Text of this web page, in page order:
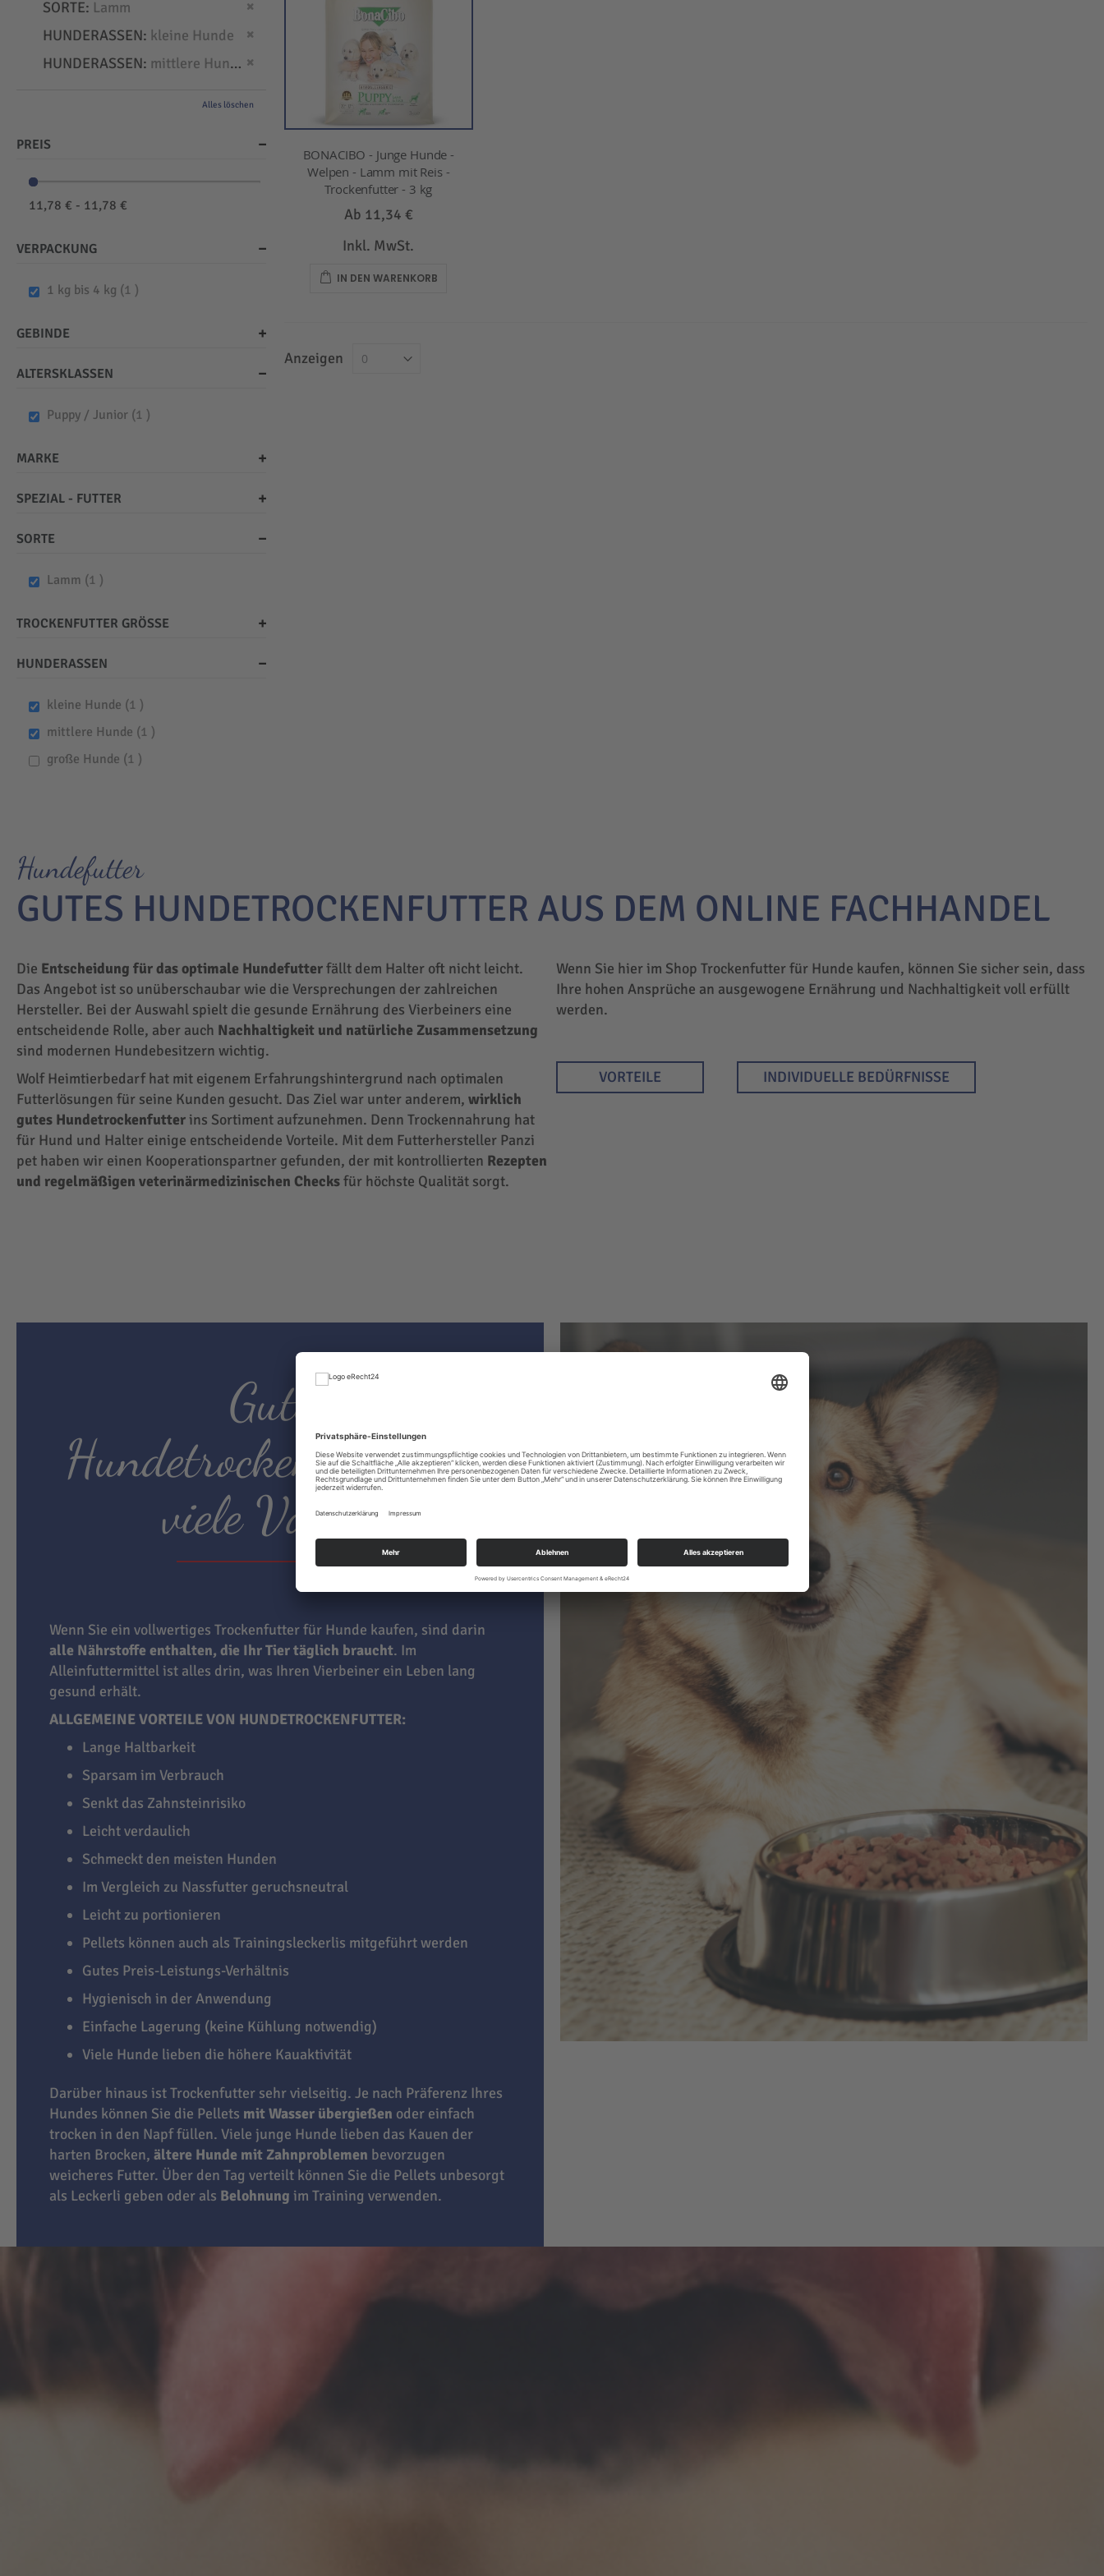
BONACIBO - Junge Hunde -
Welpen - Lamm mit Reis -
Trockenfutter - 3 kg
Ab 11,34 €
Inkl. MwSt.
IN DEN WARENKORB
Anzeigen
SORTE Lamm
HUNDERASSEN kleine Hunde
HUNDERASSEN mittlere Hunde Dies entfernen
Alles löschen
PREIS
11,78 € - 11,78 €
VERPACKUNG
1 kg bis 4 kg 1 item
GEBINDE
ALTERSKLASSEN
Puppy / Junior 1 item
MARKE
SPEZIAL - FUTTER
SORTE
Lamm 1 item
TROCKENFUTTER GRÖSSE
HUNDERASSEN
kleine Hunde 1 item
mittlere Hunde 1 item
große Hunde 1 item
Hundefutter
GUTES HUNDETROCKENFUTTER AUS DEM ONLINE FACHHANDEL
Die Entscheidung für das optimale Hundefutterfällt dem Halter oft nicht leicht.
Das Angebot ist so unüberschaubar wie die Versprechungen der zahlreichen
Hersteller. Bei der Auswahl spielt die gesunde Ernährung des Vierbeiners eine
entscheidende Rolle, aber auch Nachhaltigkeit und natürliche Zusammensetzung
sind modernen Hundebesitzern wichtig.
Wolf Heimtierbedarf hat mit eigenem Erfahrungshintergrund nach optimalen
Futterlösungen für seine Kunden gesucht. Das Ziel war unter anderem, wirklich
gutes Hundetrockenfutter ins Sortiment aufzunehmen. Denn Trockennahrung hat
für Hund und Halter einige entscheidende Vorteile. Mit dem Futterhersteller Panzi
pet haben wir einen Kooperationspartner gefunden, der mit kontrollierten Rezepten
und regelmäßigen veterinärmedizinischen Checksfür höchste Qualität sorgt.
Wenn Sie hier im Shop Trockenfutter für Hunde kaufen, können Sie sicher sein, dass
Ihre hohen Ansprüche an ausgewogene Ernährung und Nachhaltigkeit voll erfüllt
werden.
VORTEILE INDIVIDUELLE BEDÜRFNISSE
Gutes
Hundetrockenfutter hat
viele Vorteile
Wenn Sie ein vollwertiges Trockenfutter für Hunde kaufen, sind darin
alle Nährstoffe enthalten, die Ihr Tier täglich braucht. Im
Alleinfuttermittel ist alles drin, was Ihren Vierbeiner ein Leben lang
gesund erhält.
ALLGEMEINE VORTEILE VON HUNDETROCKENFUTTER:
Lange Haltbarkeit
Sparsam im Verbrauch
Senkt das Zahnsteinrisiko
Leicht verdaulich
Schmeckt den meisten Hunden
Im Vergleich zu Nassfutter geruchsneutral
Leicht zu portionieren
Pellets können auch als Trainingsleckerlis mitgeführt werden
Gutes Preis-Leistungs-Verhältnis
Hygienisch in der Anwendung
Einfache Lagerung (keine Kühlung notwendig)
Viele Hunde lieben die höhere Kauaktivität
Darüber hinaus ist Trockenfutter sehr vielseitig. Je nach Präferenz Ihres
Hundes können Sie die Pellets mit Wasser übergießen oder einfach
trocken in den Napf füllen. Viele junge Hunde lieben das Kauen der
harten Brocken, ältere Hunde mit Zahnproblemen bevorzugen
weicheres Futter. Über den Tag verteilt können Sie die Pellets unbesorgt
als Leckerli geben oder als Belohnung im Training verwenden.